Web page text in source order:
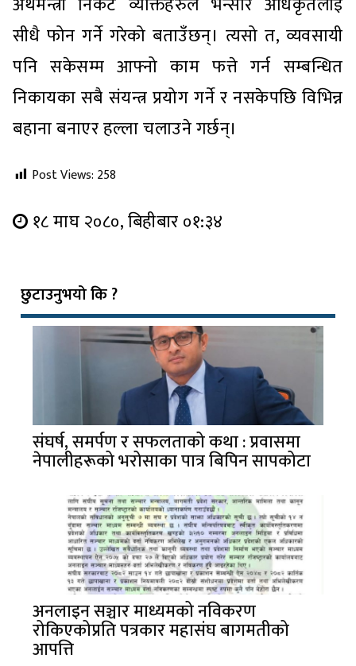
सीधै फोन गर्ने गरेको बताउँछन्। त्यसो त, व्यवसायी
पनि सकेसम्म आफ्नो काम फत्ते गर्न सम्बन्धित
निकायका सबै संयन्त्र प्रयोग गर्ने र नसकेपछि विभिन्न
बहाना बनाएर हल्ला चलाउने गर्छन्।
Post Views: 258
१८ माघ २०८०, बिहीबार ०१:३४
छुटाउनुभयो कि ?
संघर्ष, समर्पण र सफलताको कथा : प्रवासमा
नेपालीहरूको भरोसाका पात्र बिपिन सापकोटा
अनलाइन सञ्चार माध्यमको नविकरण
रोकिएकोप्रति पत्रकार महासंघ बागमतीको
आपत्ति